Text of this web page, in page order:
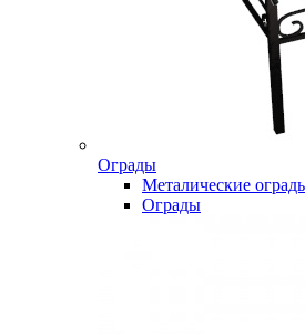
Ограды
Металические
Ограды